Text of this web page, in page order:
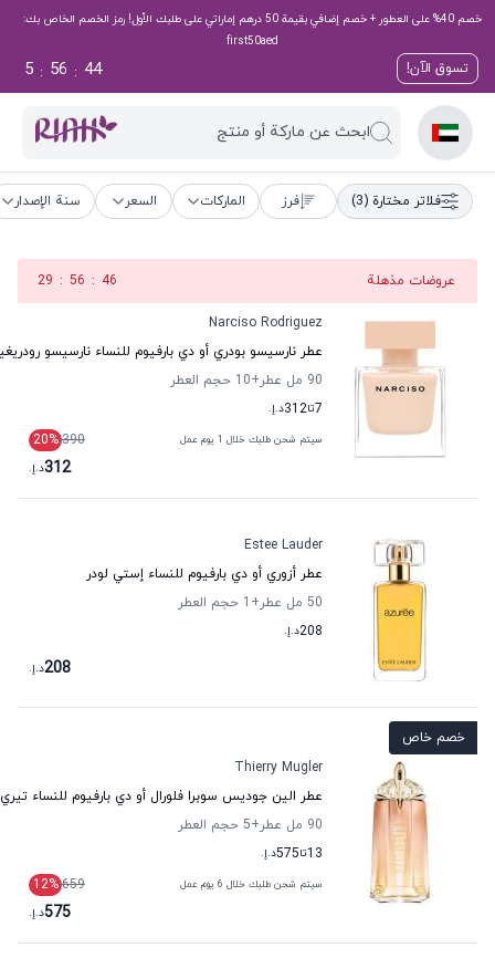
خصم 40% على العطور + خصم إضافي بقيمة 50 درهم إماراتي على طلبك الأول! رمز الخصم الخاص بك:
first50aed
تسوق الآن! 43
:
56
:
5
ابحث عن ماركة أو منتج
فلاتر مختارة (3) فرز الماركات السعر سنة الإصدار
عروضات مذهلة 45
:
56
:
29
Narciso Rodriguez
عطر نارسيسو بودري أو دي بارفيوم للنساء نارسيسو
90 مل عطر
+10
حجم العطر
7تا312د.إ.
سيتم شحن طلبك خلال 1 يوم عمل 390
20%
312د.إ.
Estee Lauder
عطر أزوري أو دي بارفيوم للنساء إستي لودر
50 مل عطر
+1
حجم العطر
208د.إ.
208د.إ.
خصم خاص
Thierry Mugler
عطر الين جوديس سوبرا فلورال أو دي بارفيوم للنساء
90 مل عطر
+5
حجم العطر
13تا575د.إ.
سيتم شحن طلبك خلال 6 يوم عمل 659
12%
575د.إ.